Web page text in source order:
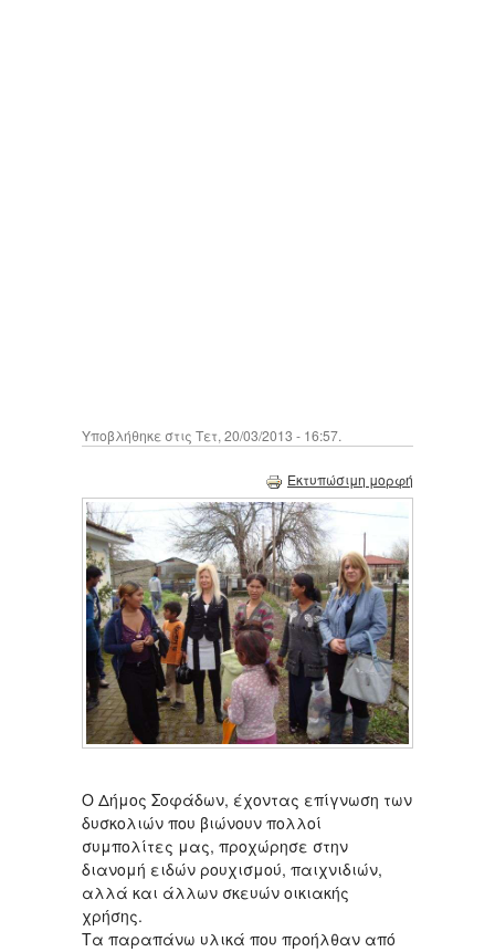
Υποβλήθηκε στις Τετ, 20/03/2013 - 16:57.
Εκτυπώσιμη μορφή
Ο Δήμος Σοφάδων, έχοντας επίγνωση των
δυσκολιών που βιώνουν πολλοί
συμπολίτες μας, προχώρησε στην
διανομή ειδών ρουχισμού, παιχνιδιών,
αλλά και άλλων σκευών οικιακής
χρήσης.
Τα παραπάνω υλικά που προήλθαν από